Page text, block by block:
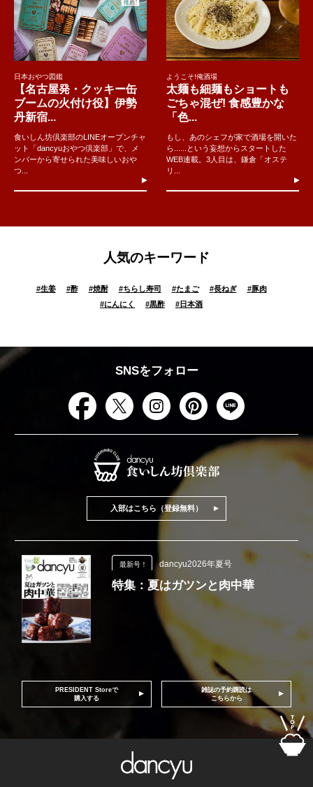
日本おやつ図鑑
【名古屋発・クッキー缶
ブームの火付け役】伊勢
丹新宿...
食いしん坊倶楽部のLINEオープンチャ
ット「dancyuおやつ倶楽部」で、メ
ンバーから寄せられた美味しいおや
つ...
ようこそ!俺酒場
太麺も細麺もショートも
ごちゃ混ぜ! 食感豊かな
「色...
もし、あのシェフが家で酒場を開いた
ら......という妄想からスタートした
WEB連載。3人目は、鎌倉「オステ
リ...
人気のキーワード
#生姜 #酢 #焼酎 #ちらし寿司 #たまご #長ねぎ #豚肉
#にんにく #黒酢 #日本酒
SNSをフォロー
入部はこちら（登録無料）
最新号！ dancyu2026年夏号
特集：夏はガツンと肉中華
PRESIDENT Storeで
購入する
雑誌の予約購読は
こちらから